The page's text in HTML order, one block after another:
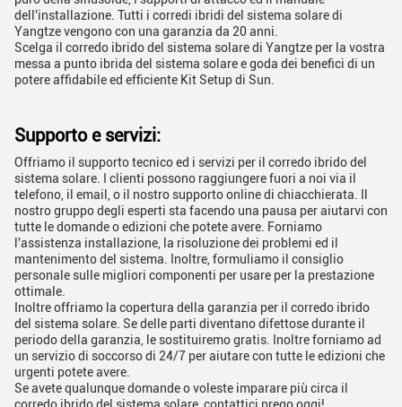
dell'installazione. Tutti i corredi ibridi del sistema solare di
Yangtze vengono con una garanzia da 20 anni.
Scelga il corredo ibrido del sistema solare di Yangtze per la vostra
messa a punto ibrida del sistema solare e goda dei benefici di un
potere affidabile ed efficiente Kit Setup di Sun.
Supporto e servizi:
Offriamo il supporto tecnico ed i servizi per il corredo ibrido del
sistema solare. I clienti possono raggiungere fuori a noi via il
telefono, il email, o il nostro supporto online di chiacchierata. Il
nostro gruppo degli esperti sta facendo una pausa per aiutarvi con
tutte le domande o edizioni che potete avere. Forniamo
l'assistenza installazione, la risoluzione dei problemi ed il
mantenimento del sistema. Inoltre, formuliamo il consiglio
personale sulle migliori componenti per usare per la prestazione
ottimale.
Inoltre offriamo la copertura della garanzia per il corredo ibrido
del sistema solare. Se delle parti diventano difettose durante il
periodo della garanzia, le sostituiremo gratis. Inoltre forniamo ad
un servizio di soccorso di 24/7 per aiutare con tutte le edizioni che
urgenti potete avere.
Se avete qualunque domande o voleste imparare più circa il